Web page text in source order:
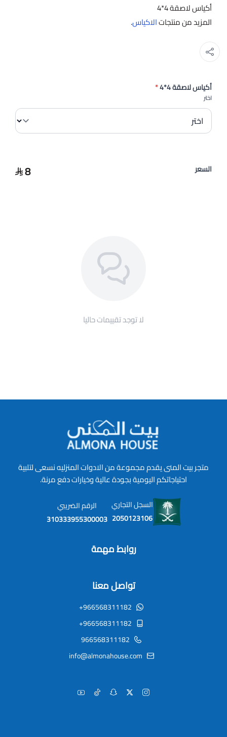
أكياس لاصقة 4*4
المزيد من منتجاتالاكياس.
أكياس لاصقة 4*4 *
اختر
السعر 8
لا توجد تقييمات حاليا
متجر بيت المنى يقدم مجموعة من الادوات المنزليه نسعى لتلبية
احتياجاتكم اليومية بجودة عالية وخيارات دفع مرنة.
السجل التجاري
2050123106
الرقم الضريبي
310333955300003
روابط مهمة
تواصل معنا
+966568311182
+966568311182
966568311182
info@almonahouse.com